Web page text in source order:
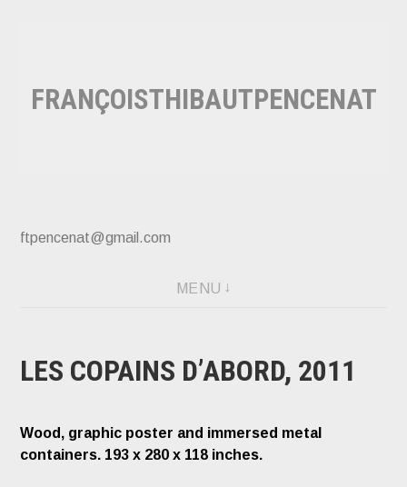
principal
FRANÇOISTHIBAUTPENCENAT
ftpencenat@gmail.com
MENU
LES COPAINS D’ABORD, 2011
Wood, graphic poster and immersed metal
containers. 193 x 280 x 118 inches.